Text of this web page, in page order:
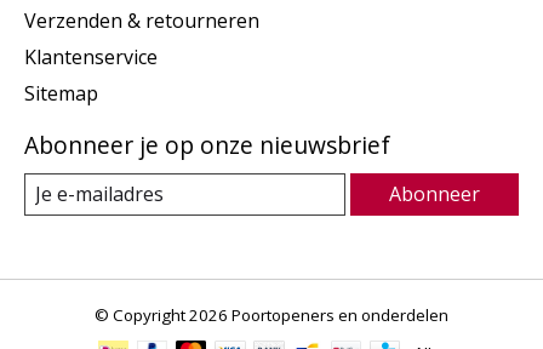
Verzenden & retourneren
Klantenservice
Sitemap
Abonneer je op onze nieuwsbrief
Abonneer
© Copyright 2026 Poortopeners en onderdelen